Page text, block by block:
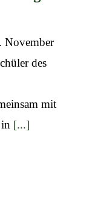
November
des
mit
[...]